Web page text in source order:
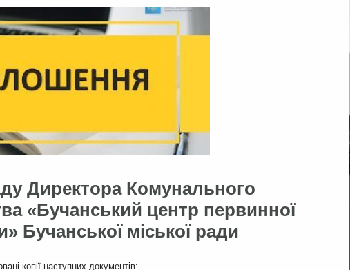
Директора Комунального
«Бучанський центр первинної
Бучанської міської ради
копії наступних документів: